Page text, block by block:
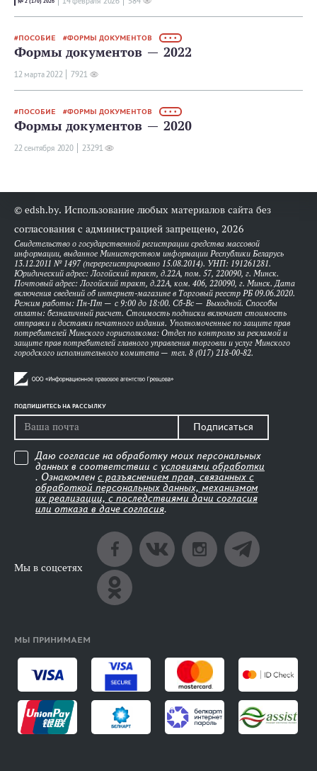
ПОСОБИЕ ФОРМЫ ДОКУМЕНТОВ • • •
Формы документов — 2022
12 мартa 2022 7921
ПОСОБИЕ ФОРМЫ ДОКУМЕНТОВ • • •
Формы документов — 2020
22 сентября 2020 23291
© edsh.by. Использование любых материалов сайта без
согласования с администрацией запрещено, 2026
Свидетельство о государственной регистрации средства массовой
информации, выданное Министерством информации Республики Беларусь
13.12.2011 № 1497 (перерегистрировано 15.08.2014). УНП: 191261281.
Юридический адрес: Логойский тракт, д.22А, пом. 57, 220090, г. Минск.
Почтовый адрес: Логойский тракт, д.22А, ком. 406, 220090, г. Минск. Дата
включения сведений об интернет-магазине в Торговый реестр РБ 09.06.2020.
Режим работы: Пн-Пт — с 9:00 до 18:00. Сб-Вс — Выходной. Способы
оплаты: безналичный расчет. Стоимость подписки включает стоимость
отправки и доставки печатного издания. Уполномоченные по защите прав
потребителей Минского горисполкома: Отдел по контролю за рекламой и
защите прав потребителей главного управления торговли и услуг Минского
городского исполнительного комитета — тел. 8 (017) 218-00-82.
ПОДПИШИТЕСЬ НА РАССЫЛКУ
Подписаться
Даю согласие на обработку моих персональных
данных в соответствии с условиями обработки
. Ознакомлен с разъяснением прав, связанных с
обработкой персональных данных, механизмом
их реализации, с последствиями дачи согласия
или отказа в даче согласия.
Мы в соцсетях
МЫ ПРИНИМАЕМ